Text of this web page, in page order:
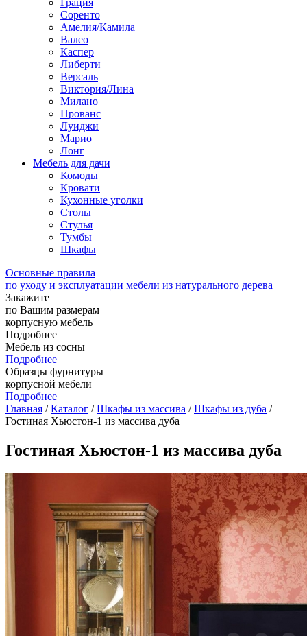
Грация
Соренто
Амелия/Камила
Валео
Каспер
Либерти
Версаль
Виктория/Лина
Милано
Прованс
Луиджи
Марио
Лонг
Мебель для дачи
Комоды
Кровати
Кухонные уголки
Столы
Стулья
Тумбы
Шкафы
Основные правила
по уходу и эксплуатации мебели из натурального дерева
Закажите
по Вашим размерам
корпусную мебель
Подробнее
Мебель из сосны
Подробнее
Образцы фурнитуры
корпусной мебели
Подробнее
Главная /Каталог /Шкафы из массива /Шкафы из дуба /
Гостиная Хьюстон-1 из массива дуба
Гостиная Хьюстон-1 из массива дуба